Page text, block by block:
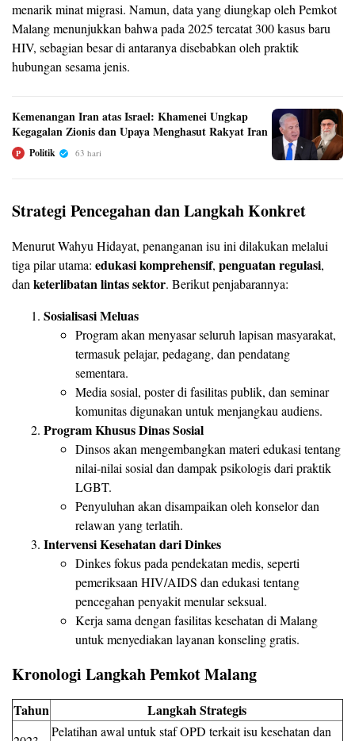
menarik minat migrasi. Namun, data yang diungkap oleh Pemkot
Malang menunjukkan bahwa pada 2025 tercatat 300 kasus baru
HIV, sebagian besar di antaranya disebabkan oleh praktik
hubungan sesama jenis.
Kemenangan Iran atas Israel: Khamenei Ungkap
Kegagalan Zionis dan Upaya Menghasut Rakyat Iran
P Politik 63 hari
Strategi Pencegahan dan Langkah Konkret
Menurut Wahyu Hidayat, penanganan isu ini dilakukan melalui
tiga pilar utama: edukasi komprehensif, penguatan regulasi,
dan keterlibatan lintas sektor. Berikut penjabarannya:
Sosialisasi Meluas
Program akan menyasar seluruh lapisan masyarakat,
termasuk pelajar, pedagang, dan pendatang
sementara.
Media sosial, poster di fasilitas publik, dan seminar
komunitas digunakan untuk menjangkau audiens.
Program Khusus Dinas Sosial
Dinsos akan mengembangkan materi edukasi tentang
nilai-nilai sosial dan dampak psikologis dari praktik
LGBT.
Penyuluhan akan disampaikan oleh konselor dan
relawan yang terlatih.
Intervensi Kesehatan dari Dinkes
Dinkes fokus pada pendekatan medis, seperti
pemeriksaan HIV/AIDS dan edukasi tentang
pencegahan penyakit menular seksual.
Kerja sama dengan fasilitas kesehatan di Malang
untuk menyediakan layanan konseling gratis.
Kronologi Langkah Pemkot Malang
Tahun Langkah Strategis
Pelatihan awal untuk staf OPD terkait isu kesehatan dan